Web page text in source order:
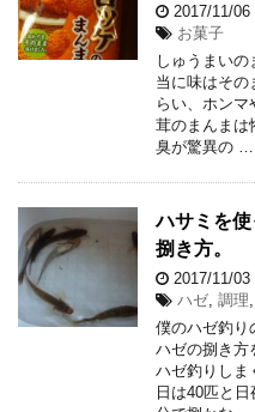
2017/11/06
お菓子
しゅうまい
当に味はその
らい、ホンマ
茸のまんまは
臭が驚異の …
ハサミを
捌き方。
2017/11/03
ハゼ 調理
僕のハゼ釣り
ハゼの捌き方
ハゼ釣りしま
日は40匹と